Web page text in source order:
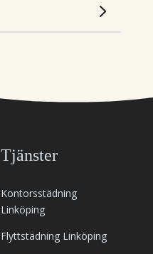
Tjänster
Kontorsstädning
Linköping
Flyttstädning Linköping